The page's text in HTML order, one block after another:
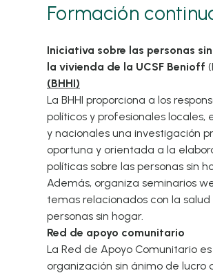
Formación
Iniciativa sobre las personas
la vivienda de la UCSF Benioff
(BHHI)
La BHHI proporciona a los
políticos y profesionales locales,
y nacionales una investigación
oportuna y orientada a la
políticas sobre las personas sin
Además, organiza seminarios
temas relacionados con la salud
personas sin hogar.
Red de apoyo comunitario
La Red de Apoyo Comunitario
organización sin ánimo de lucro